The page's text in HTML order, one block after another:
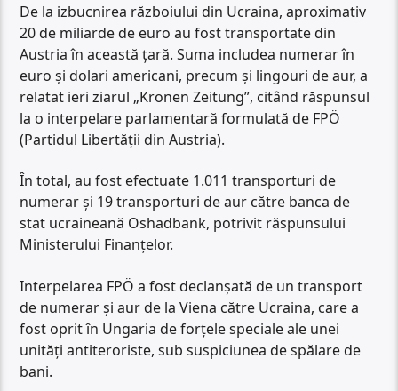
De la izbucnirea războiului din Ucraina, aproximativ
20 de miliarde de euro au fost transportate din
Austria în această țară. Suma includea numerar în
euro și dolari americani, precum și lingouri de aur, a
relatat ieri ziarul „Kronen Zeitung”, citând răspunsul
la o interpelare parlamentară formulată de FPÖ
(Partidul Libertății din Austria).
În total, au fost efectuate 1.011 transporturi de
numerar și 19 transporturi de aur către banca de
stat ucraineană Oshadbank, potrivit răspunsului
Ministerului Finanțelor.
Interpelarea FPÖ a fost declanșată de un transport
de numerar și aur de la Viena către Ucraina, care a
fost oprit în Ungaria de forțele speciale ale unei
unități antiteroriste, sub suspiciunea de spălare de
bani.